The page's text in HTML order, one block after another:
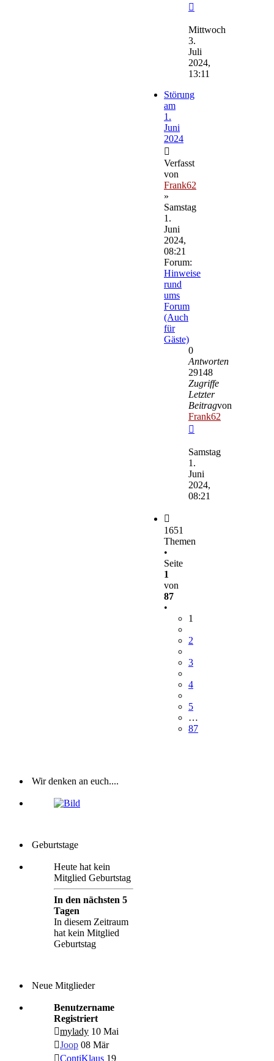
Beitrag
Mittwoch
3.
Juli
2024,
13:11
Störung
am
1.
Juni
2024
Verfasst
von
Frank62
»
Samstag
1.
Juni
2024,
08:21
Forum:
Hinweise
rund
ums
Forum
(Auch
für
Gäste)
0
Antworten
29148
Zugriffe
Letzter
Beitragvon
Frank62
Beitrag
Samstag
1.
Juni
2024,
08:21
1651
Themen
•
Seite
1
von
87
•
1
2
3
4
5
…
87
Wir denken an euch....
Geburtstage
Heute hat kein
Mitglied Geburtstag
In den nächsten 5
Tagen
In diesem Zeitraum
hat kein Mitglied
Geburtstag
Neue Mitglieder
Benutzername
Registriert
mylady 10 Mai
Joop 08 Mär
ContiKlaus 19